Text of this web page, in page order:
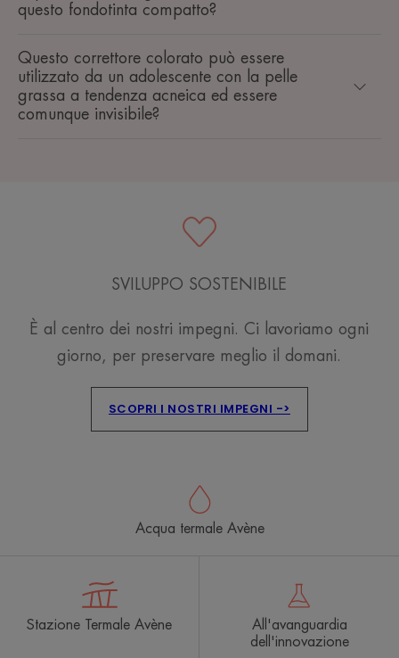
questo fondotinta compatto?
Questo correttore colorato può essere
utilizzato da un adolescente con la pelle
grassa a tendenza acneica ed essere
comunque invisibile?
SVILUPPO SOSTENIBILE
È al centro dei nostri impegni. Ci lavoriamo ogni
giorno, per preservare meglio il domani.
SCOPRI I NOSTRI IMPEGNI ->
Acqua termale Avène
Stazione Termale Avène
All'avanguardia
dell'innovazione